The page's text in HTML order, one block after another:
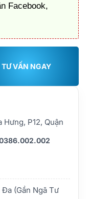
Facebook,
TƯ VẤN NGAY
Hưng, P12, Quận
(Gần Ngã Tư